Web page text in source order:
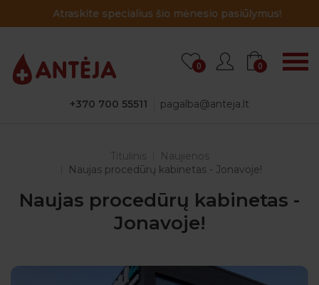
Atraskite specialius šio mėnesio pasiūlymus!
+370 700 55511 pagalba@anteja.lt
0 0
Titulinis
Naujienos
Naujas procedūrų kabinetas - Jonavoje!
Naujas procedūrų kabinetas -
Jonavoje!